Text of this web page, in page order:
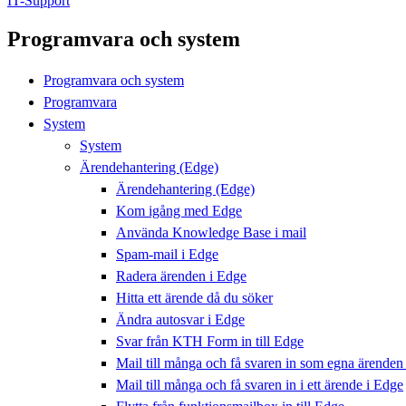
Programvara och system
Programvara och system
Programvara
System
System
Ärendehantering (Edge)
Ärendehantering (Edge)
Kom igång med Edge
Använda Knowledge Base i mail
Spam-mail i Edge
Radera ärenden i Edge
Hitta ett ärende då du söker
Ändra autosvar i Edge
Svar från KTH Form in till Edge
Mail till många och få svaren in som egna
Mail till många och få svaren in i ett ärende i Edge